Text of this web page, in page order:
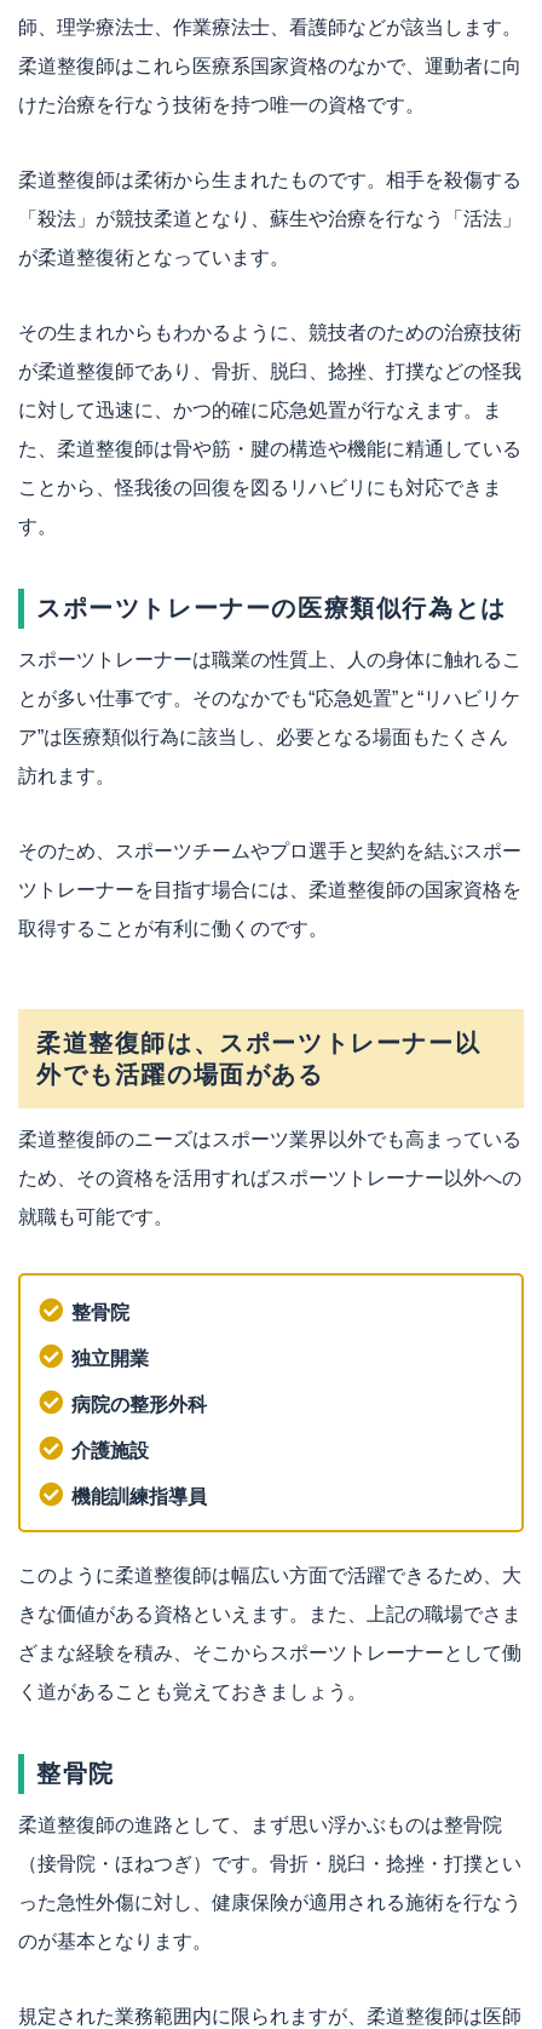
師、理学療法士、作業療法士、看護師などが該当します。
柔道整復師はこれら医療系国家資格のなかで、運動者に向
けた治療を行なう技術を持つ唯一の資格です。
柔道整復師は柔術から生まれたものです。相手を殺傷する
「殺法」が競技柔道となり、蘇生や治療を行なう「活法」
が柔道整復術となっています。
その生まれからもわかるように、競技者のための治療技術
が柔道整復師であり、骨折、脱臼、捻挫、打撲などの怪我
に対して迅速に、かつ的確に応急処置が行なえます。ま
た、柔道整復師は骨や筋・腱の構造や機能に精通している
ことから、怪我後の回復を図るリハビリにも対応できま
す。
スポーツトレーナーの医療類似行為とは
スポーツトレーナーは職業の性質上、人の身体に触れるこ
とが多い仕事です。そのなかでも“応急処置”と“リハビリケ
ア”は医療類似行為に該当し、必要となる場面もたくさん
訪れます。
そのため、スポーツチームやプロ選手と契約を結ぶスポー
ツトレーナーを目指す場合には、柔道整復師の国家資格を
取得することが有利に働くのです。
柔道整復師は、スポーツトレーナー以
外でも活躍の場面がある
柔道整復師のニーズはスポーツ業界以外でも高まっている
ため、その資格を活用すればスポーツトレーナー以外への
就職も可能です。
整骨院
独立開業
病院の整形外科
介護施設
機能訓練指導員
このように柔道整復師は幅広い方面で活躍できるため、大
きな価値がある資格といえます。また、上記の職場でさま
ざまな経験を積み、そこからスポーツトレーナーとして働
く道があることも覚えておきましょう。
整骨院
柔道整復師の進路として、まず思い浮かぶものは整骨院
（接骨院・ほねつぎ）です。骨折・脱臼・捻挫・打撲とい
った急性外傷に対し、健康保険が適用される施術を行なう
のが基本となります。
規定された業務範囲内に限られますが、柔道整復師は医師